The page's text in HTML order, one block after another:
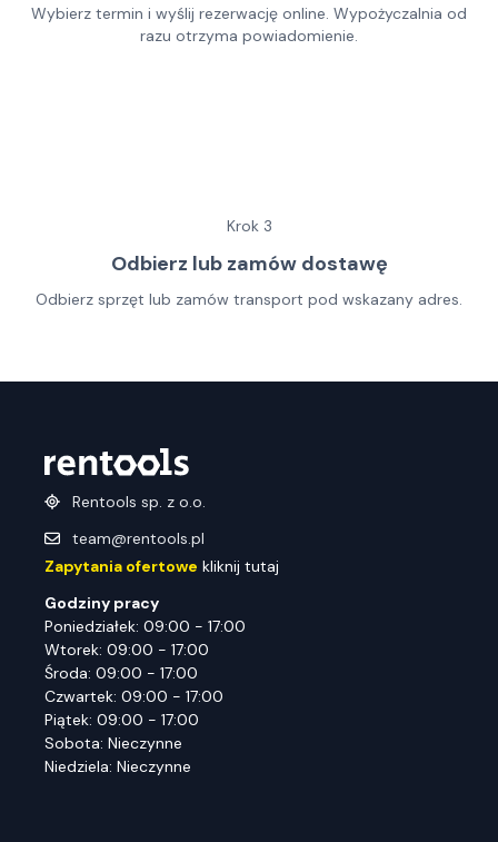
Wybierz termin i wyślij rezerwację online. Wypożyczalnia od
razu otrzyma powiadomienie.
Krok 3
Odbierz lub zamów dostawę
Odbierz sprzęt lub zamów transport pod wskazany adres.
Rentools sp. z o.o.
team@rentools.pl
Zapytania ofertowe kliknij tutaj
Godziny pracy
Poniedziałek: 09:00 - 17:00
Wtorek: 09:00 - 17:00
Środa: 09:00 - 17:00
Czwartek: 09:00 - 17:00
Piątek: 09:00 - 17:00
Sobota: Nieczynne
Niedziela: Nieczynne